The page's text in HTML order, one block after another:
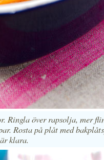
Ringla över rapsolja, mer
Rosta på plåt med
klara.